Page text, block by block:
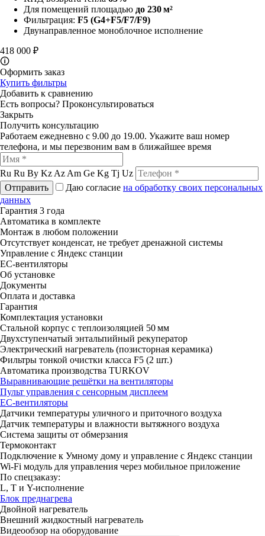
Для помещений площадью до 230 м²
Фильтрация: F5 (G4+F5/F7/F9)
Двунаправленное моноблочное исполнение
418 000 ₽
🛈
Оформить заказ
Купить фильтры
Добавить к сравнению
Есть вопросы? Проконсультироваться
Закрыть
Получить консультацию
Работаем ежедневно с 9.00 до 19.00. Укажите ваш номер
телефона, и мы перезвоним вам в ближайшее время
Ru Ru By Kz Az Am Ge Kg Tj Uz
Отправить
Даю согласие на обработку своих персональных
данных
Гарантия 3 года
Автоматика в комплекте
Монтаж в любом положении
Отсутствует конденсат, не требует дренажной системы
Управление с Яндекс станции
ЕС-вентиляторы
Об установке
Документы
Оплата и доставка
Гарантия
Комплектация установки
Стальной корпус с теплоизоляцией 50 мм
Двухступенчатый энтальпийный рекуператор
Электрический нагреватель (позисторная керамика)
Фильтры тонкой очистки класса F5 (2 шт.)
Автоматика производства TURKOV
Выравнивающие решётки на вентиляторы
Пульт управления с сенсорным дисплеем
ЕС-вентиляторы
Датчики температуры уличного и приточного воздуха
Датчик температуры и влажности вытяжного воздуха
Система защиты от обмерзания
Термоконтакт
Подключение к Умному дому и управление с Яндекс станции
Wi-Fi модуль для управления через мобильное приложение
По спецзаказу:
L, T и Y-исполнение
Блок преднагрева
Двойной нагреватель
Внешний жидкостный нагреватель
Видеообзор на оборудование